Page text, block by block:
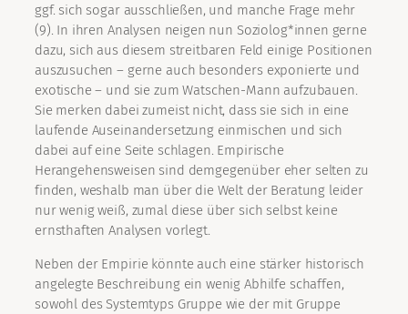
ggf. sich sogar ausschließen, und manche Frage mehr
(9). In ihren Analysen neigen nun Soziolog*innen gerne
dazu, sich aus diesem streitbaren Feld einige Positionen
auszusuchen – gerne auch besonders exponierte und
exotische – und sie zum Watschen-Mann aufzubauen.
Sie merken dabei zumeist nicht, dass sie sich in eine
laufende Auseinandersetzung einmischen und sich
dabei auf eine Seite schlagen. Empirische
Herangehensweisen sind demgegenüber eher selten zu
finden, weshalb man über die Welt der Beratung leider
nur wenig weiß, zumal diese über sich selbst keine
ernsthaften Analysen vorlegt.
Neben der Empirie könnte auch eine stärker historisch
angelegte Beschreibung ein wenig Abhilfe schaffen,
sowohl des Systemtyps Gruppe wie der mit Gruppe